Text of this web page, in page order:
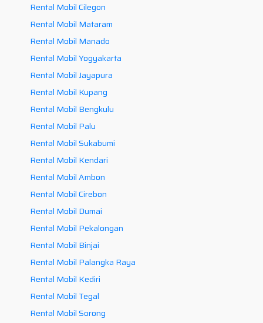
Rental Mobil Cilegon
Rental Mobil Mataram
Rental Mobil Manado
Rental Mobil Yogyakarta
Rental Mobil Jayapura
Rental Mobil Kupang
Rental Mobil Bengkulu
Rental Mobil Palu
Rental Mobil Sukabumi
Rental Mobil Kendari
Rental Mobil Ambon
Rental Mobil Cirebon
Rental Mobil Dumai
Rental Mobil Pekalongan
Rental Mobil Binjai
Rental Mobil Palangka Raya
Rental Mobil Kediri
Rental Mobil Tegal
Rental Mobil Sorong